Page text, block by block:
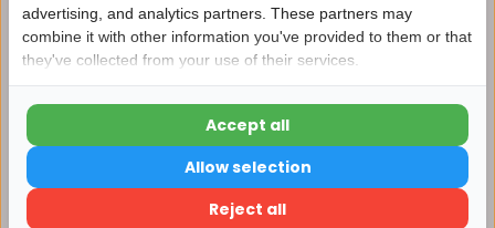
Productomschrijving
Specificaties
Reviews
Delen
Nu 15% korting
15korting
15% korting
Verder winkelen
advertising, and analytics partners. These partners may
combine it with other information you've provided to them or that
they've collected from your use of their services.
Reject all
Allow selection
Accept all